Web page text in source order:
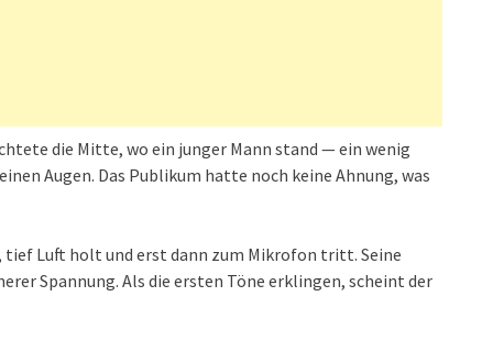
die Mitte, wo ein junger Mann stand — ein wenig
Augen. Das Publikum hatte noch keine Ahnung, was
Luft holt und erst dann zum Mikrofon tritt. Seine
Spannung. Als die ersten Töne erklingen, scheint der